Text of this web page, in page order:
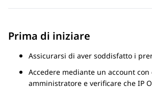
Prima di iniziare
Assicurarsi di aver soddisfatto i
Accedere mediante un account
amministratore e verificare che IP